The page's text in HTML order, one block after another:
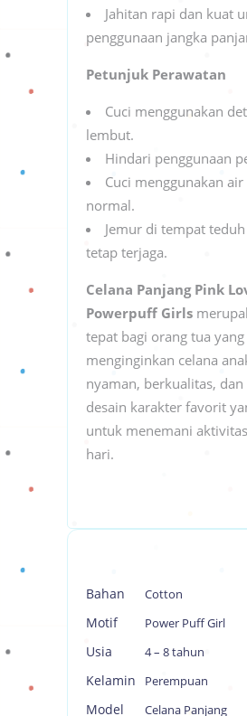
Jahitan rapi dan kuat
penggunaan jangka
Petunjuk Perawatan
Cuci menggunakan
lembut.
Hindari penggunaan
Cuci menggunakan
normal.
Jemur di tempat
tetap terjaga.
Celana Panjang Pink
Powerpuff Girls
tepat bagi orang tua yang
menginginkan celana
nyaman, berkualitas,
desain karakter favorit
untuk menemani
hari.
Bahan Cotton
Motif Power Puff Girl
Usia 4 – 8 tahun
Kelamin Perempuan
Model Celana Panjang